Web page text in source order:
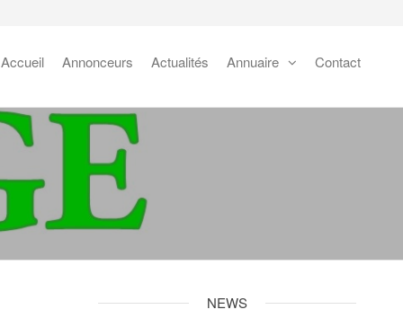
Accueil Annonceurs Actualités Annuaire Contact
NEWS